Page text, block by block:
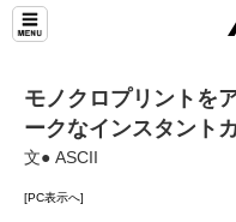
モノクロプリントを
ークなインスタント
文● ASCII
[PC表示へ]